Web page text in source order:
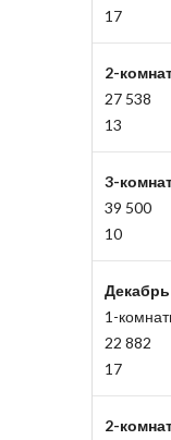
17
2-
27 538
13
3-
39 500
10
Декабрь
1-
22 882
17
2-